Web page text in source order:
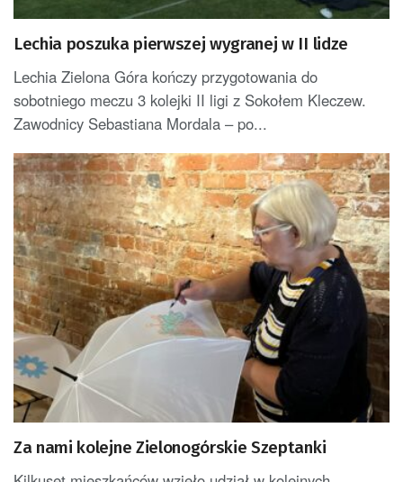
Lechia poszuka pierwszej wygranej w II lidze
Lechia Zielona Góra kończy przygotowania do
sobotniego meczu 3 kolejki II ligi z Sokołem Kleczew.
Zawodnicy Sebastiana Mordala – po...
Za nami kolejne Zielonogórskie Szeptanki